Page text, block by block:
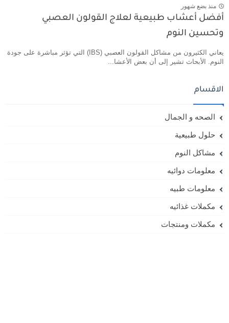
منذ بضع شهور
أفضل أعشاب طبيعية لعلاج القولون العصبي
وتحسين النوم
يعاني الكثيرون من مشاكل القولون العصبي (IBS) التي تؤثر مباشرة على جودة
النوم. الأبحاث تشير إلى أن بعض الأعشا...
الاقسام
الصحه و الجمال
حلول طبيعية
مشاكل النوم
معلومات دوائيه
معلومات طبيه
مكملات غذائيه
مكملات ومنتجات